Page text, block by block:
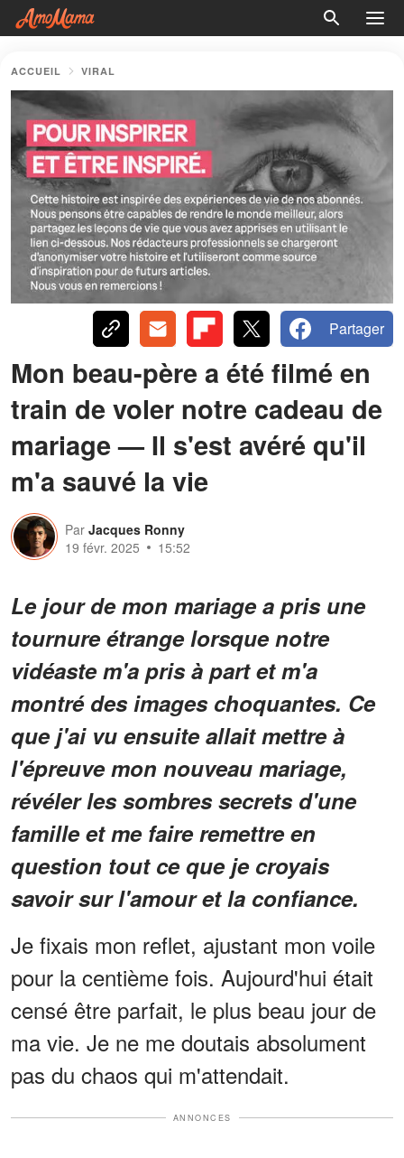
ACCUEIL VIRAL
Partager
Mon beau-père a été filmé en
train de voler notre cadeau de
mariage — Il s'est avéré qu'il
m'a sauvé la vie
Par Jacques Ronny
19 févr. 2025
15:52
Le jour de mon mariage a pris une
tournure étrange lorsque notre
vidéaste m'a pris à part et m'a
montré des images choquantes. Ce
que j'ai vu ensuite allait mettre à
l'épreuve mon nouveau mariage,
révéler les sombres secrets d'une
famille et me faire remettre en
question tout ce que je croyais
savoir sur l'amour et la confiance.
Je fixais mon reflet, ajustant mon voile
pour la centième fois. Aujourd'hui était
censé être parfait, le plus beau jour de
ma vie. Je ne me doutais absolument
pas du chaos qui m'attendait.
ANNONCES